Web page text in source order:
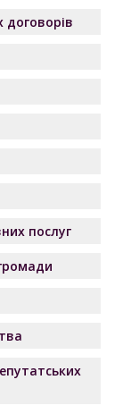
договорів
послуг